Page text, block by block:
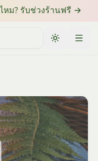
หม? รับช่วงร้านฟรี →